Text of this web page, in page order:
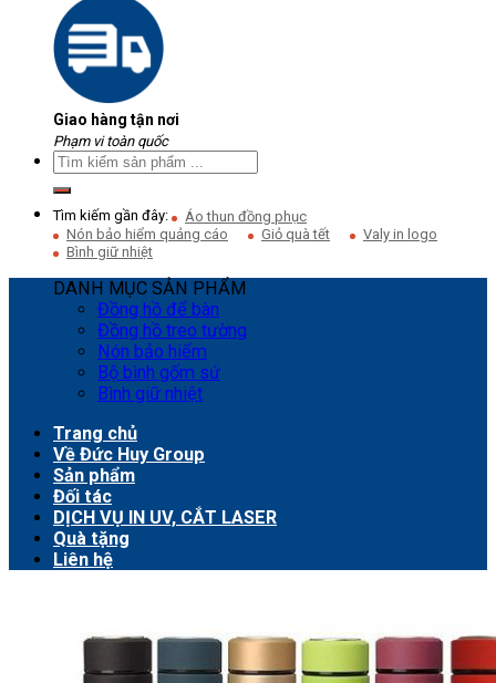
Giao hàng tận nơi
Phạm vi toàn quốc
Tìm kiếm gần đây:
Áo thun đồng phục
Nón bảo hiểm quảng cáo
Giỏ quà tết
Valy in logo
Bình giữ nhiệt
DANH MỤC SẢN PHẨM
Đồng hồ để bàn
Đồng hồ treo tường
Nón bảo hiểm
Bộ bình gốm sứ
Bình giữ nhiệt
Trang chủ
Về Đức Huy Group
Sản phẩm
Đối tác
DỊCH VỤ IN UV, CẮT LASER
Quà tặng
Liên hệ